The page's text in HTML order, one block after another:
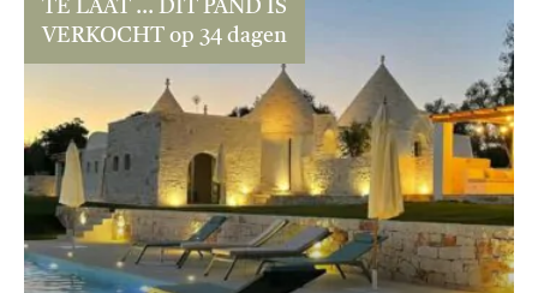
TE LAAT ... DIT PAND IS
VERKOCHT op 34 dagen